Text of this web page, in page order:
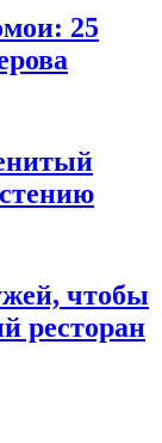
25
чтобы
ресторан